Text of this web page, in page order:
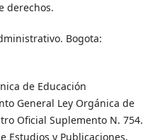
derechos.
Bogota:
de Educación
General Ley Orgánica de
Oficial Suplemento N. 754.
Estudios y Publicaciones.